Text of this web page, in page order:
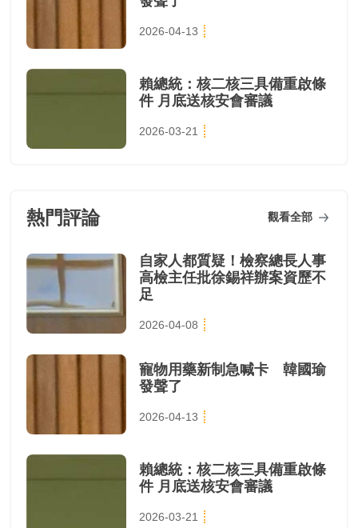
2026-04-13
賴總統：核二核三具備重啟條
件 月底送核安會審議
2026-03-21
熱門評論 觀看全部
自家人都質疑！檢察總長人事
高檢主任批徐錫祥辦案資歷不
足
2026-04-08
寵物用藥新制急喊卡 韓國瑜
發聲了
2026-04-13
賴總統：核二核三具備重啟條
件 月底送核安會審議
2026-03-21